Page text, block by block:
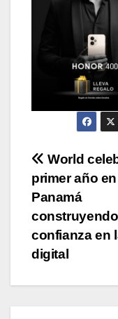
de
entradas
World
primer año en
Panamá
construyendo
confianza en
digital